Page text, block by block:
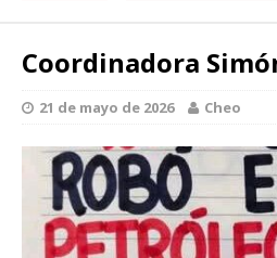
Coordinadora
21 de mayo de 2026 Cheo